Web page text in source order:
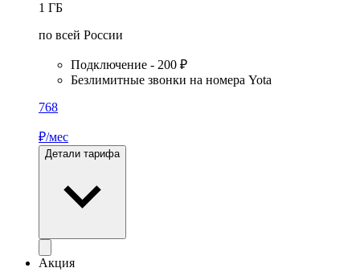
1 ГБ
по всей России
Подключение - 200 ₽
Безлимитные звонки на номера Yota
768
₽/мес
Детали тарифа
Акция